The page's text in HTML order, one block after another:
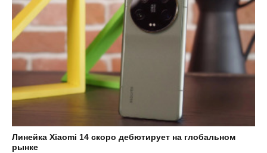
Линейка Xiaomi 14 скоро дебютирует на глобальном
рынке